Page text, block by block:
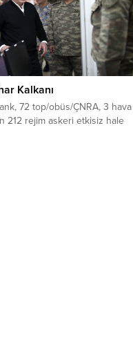
Kalkanı
72 top/obüs/ÇNRA, 3 hava
212 rejim askeri etkisiz hale